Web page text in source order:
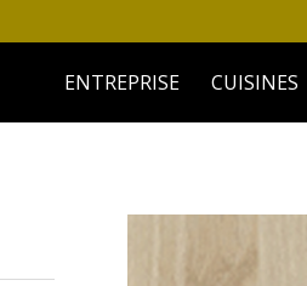
ENTREPRISE CUISINES